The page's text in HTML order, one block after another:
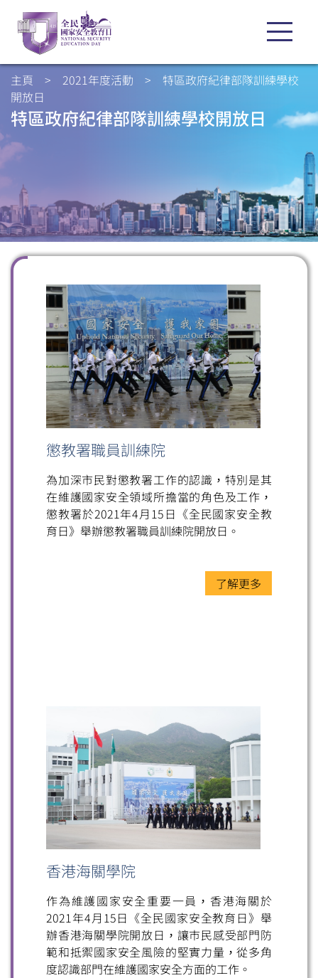
主頁 > 2021年度活動 > 特區政府紀律部隊訓練學校
開放日
特區政府紀律部隊訓練學校開放日
懲教署職員訓練院
為加深市民對懲教署工作的認識，特別是其
在維護國家安全領域所擔當的角色及工作，
懲教署於2021年4月15日《全民國家安全教
育日》舉辦懲教署職員訓練院開放日。
了解更多
香港海關學院
作為維護國家安全重要一員，香港海關於
2021年4月15日《全民國家安全教育日》舉
辦香港海關學院開放日，讓巿民感受部門防
範和抵禦國家安全風險的堅實力量，從多角
度認識部門在維護國家安全方面的工作。